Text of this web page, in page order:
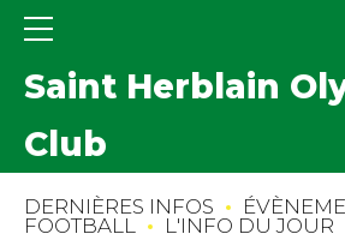
Saint Herblain
Club
DERNIÈRES INFOS
FOOTBALL
L'INFO DU JOUR